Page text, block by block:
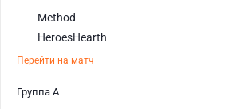
Method
HeroesHearth
Перейти на матч
Группа A